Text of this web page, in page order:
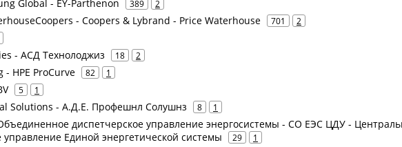
Global - EY-Parthenon 389 2
- Coopers & Lybrand - Price Waterhouse 701 2
- АСД Технолоджиз 18 2
- HPE ProCurve 82 1
5 1
Solutions - А.Д.Е. Профешнл Солушнз 8 1
диспетчерское управление энергосистемы - СО ЕЭС ЦДУ -
управление Единой энергетической системы
29 1